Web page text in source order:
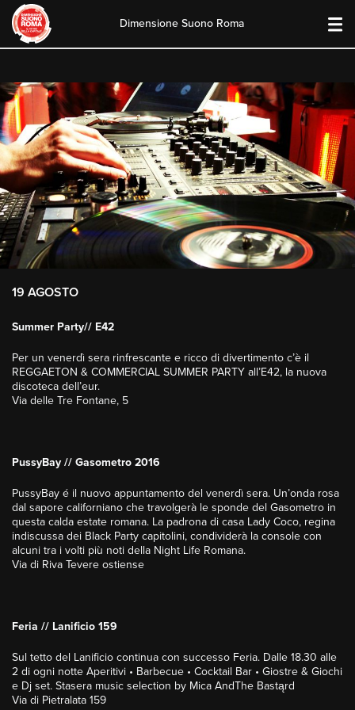
content
Dimensione Suono Roma
19 AGOSTO
Summer Party// E42
Per un venerdì sera rinfrescante e ricco di divertimento c’è il
REGGAETON & COMMERCIAL SUMMER PARTY all’E42, la nuova
discoteca dell’eur.
Via delle Tre Fontane, 5
PussyBay // Gasometro 2016
PussyBay é il nuovo appuntamento del venerdì sera. Un’onda rosa
dal sapore californiano che travolgerà le sponde del Gasometro in
questa calda estate romana. La padrona di casa Lady Coco, regina
indiscussa dei Black Party capitolini, condividerà la console con
alcuni tra i volti più noti della Night Life Romana.
Via di Riva Tevere ostiense
Feria // Lanificio 159
Sul tetto del Lanificio continua con successo Feria. Dalle 18.30 alle
2 di ogni notte Aperitivi • Barbecue • Cocktail Bar • Giostre & Giochi
e Dj set. Stasera music selection by Mica AndThe Bastąrd
Via di Pietralata 159